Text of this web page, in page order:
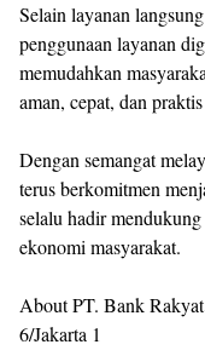
Selain layanan
penggunaan layanan
memudahkan
aman, cepat, dan
Dengan semangat
terus berkomitmen
selalu hadir
ekonomi masyarakat.
About PT. Bank
6/Jakarta 1